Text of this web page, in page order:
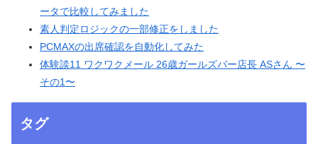
ータで比較してみました
素人判定ロジックの一部修正をしました
PCMAXの出席確認を自動化してみた
体験談11 ワクワクメール 26歳ガールズバー店長 ASさん 〜
その1〜
タグ